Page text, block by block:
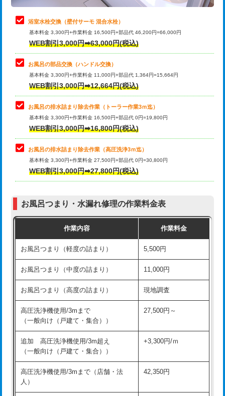
止水・漏水調査・防水処理・清掃・修
理・調整・分解・加工など（中作業）
22,000円
止水・漏水調査・防水処理・清掃・修
理・調整・分解・加工など（重作業）
33,000円
トイレタンク脱着
トイレ便器脱着
タンクレストイレ脱着 33,000円
小便器トイレ脱着
その他部品の脱着 8,800円～
交換・取付（タンク）
交換・取付（普通便座） 11,000円+材料費
交換・取付（温水洗浄便座） 16,500円+材料費
交換・取付(単水栓（壁付・デッキ
式）)
13,200円+材料費
交換・取付(混合水栓（壁付・デッキ
式・ワンホール）)
16,500円+材料費
交換・取付(排水栓・排水トラップ
（P/S/ポップアップ））
22,000円+材料費
交換・取付（その他部品） 11,000円+材料費
持込商品取付（単水栓） 13,200円
持込商品取付（混合水栓）
浴室水栓交換（壁付サーモ 混合水栓）
基本料金 3,300円+作業料金 16,500円+部品代 46,200円=66,000円
WEB割引3,000円➡63,000円(税込)
お風呂の部品交換（ハンドル交換）
基本料金 3,300円+作業料金 11,000円+部品代 1,364円=15,664円
WEB割引3,000円➡12,664円(税込)
お風呂の排水詰まり除去作業（トーラー作業3ｍ迄）
基本料金 3,300円+作業料金 16,500円+部品代 0円=19,800円
WEB割引3,000円➡16,800円(税込)
お風呂の排水詰まり除去作業（高圧洗浄3ｍ迄）
基本料金 3,300円+作業料金 27,500円+部品代 0円=30,800円
WEB割引3,000円➡27,800円(税込)
お風呂つまり・水漏れ修理の作業料金表
作業内容 作業料金
お風呂つまり（軽度の詰まり） 5,500円
お風呂つまり（中度の詰まり） 11,000円
お風呂つまり（高度の詰まり） 現地調査
高圧洗浄機使用/3mまで
（一般向け（戸建て・集合））
27,500円～
追加 高圧洗浄機使用/3m超え
（一般向け（戸建て・集合））
+3,300円/ｍ
高圧洗浄機使用/3mまで（店舗・法
人）
42,350円